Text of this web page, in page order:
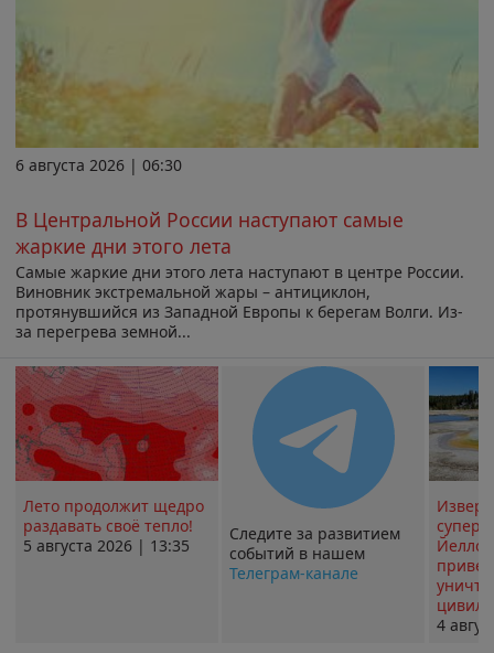
6 августа 2026 | 06:30
В Центральной России наступают самые
жаркие дни этого лета
Самые жаркие дни этого лета наступают в центре России.
Виновник экстремальной жары – антициклон,
протянувшийся из Западной Европы к берегам Волги. Из-
за перегрева земной...
Лето продолжит щедро
раздавать своё тепло!
5 августа 2026 | 13:35
Следите за развитием
событий в нашем
Телеграм-канале
4